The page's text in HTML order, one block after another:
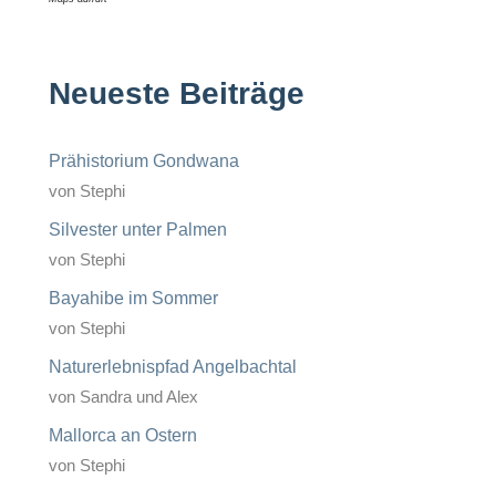
Neueste Beiträge
Prähistorium Gondwana
von Stephi
Silvester unter Palmen
von Stephi
Bayahibe im Sommer
von Stephi
Naturerlebnispfad Angelbachtal
von Sandra und Alex
Mallorca an Ostern
von Stephi